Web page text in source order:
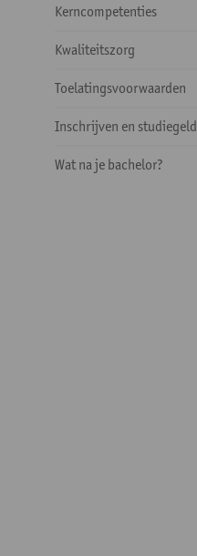
Kerncompetenties
Kwaliteitszorg
Toelatingsvoorwaarden
Inschrijven en studiegeld
Wat na je bachelor?